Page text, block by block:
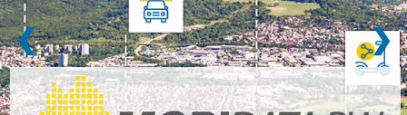
❮ ❯